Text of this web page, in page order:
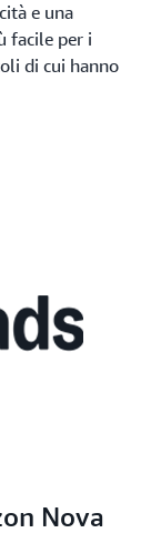
e una
facile per i
di cui hanno
Nova